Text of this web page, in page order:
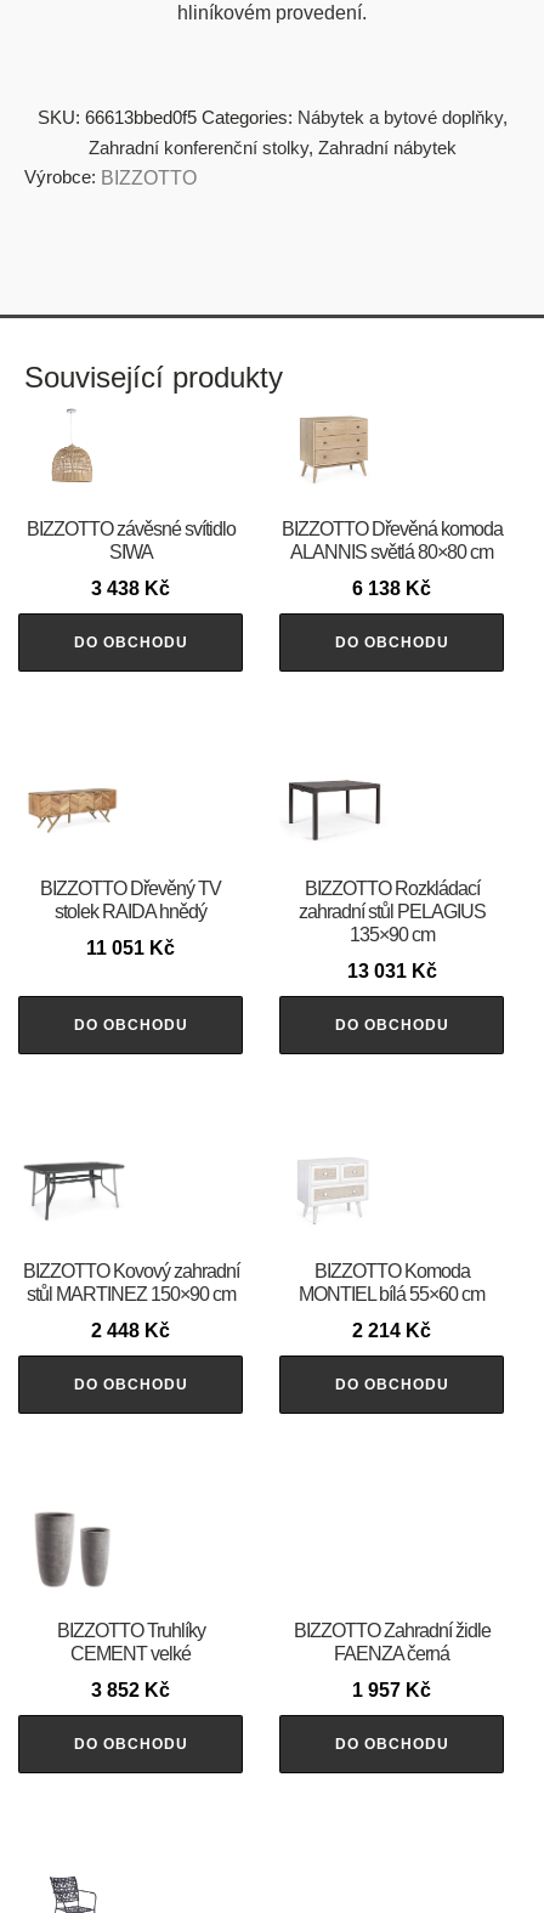
hliníkovém provedení.
SKU: 66613bbed0f5 Categories: Nábytek a bytové doplňky,
Zahradní konferenční stolky, Zahradní nábytek
Výrobce: BIZZOTTO
Související produkty
BIZZOTTO závěsné svítidlo
SIWA
3 438 Kč
DO OBCHODU
BIZZOTTO Dřevěná komoda
ALANNIS světlá 80×80 cm
6 138 Kč
DO OBCHODU
BIZZOTTO Dřevěný TV
stolek RAIDA hnědý
11 051 Kč
DO OBCHODU
BIZZOTTO Rozkládací
zahradní stůl PELAGIUS
135×90 cm
13 031 Kč
DO OBCHODU
BIZZOTTO Kovový zahradní
stůl MARTINEZ 150×90 cm
2 448 Kč
DO OBCHODU
BIZZOTTO Komoda
MONTIEL bílá 55×60 cm
2 214 Kč
DO OBCHODU
BIZZOTTO Truhlíky
CEMENT velké
3 852 Kč
DO OBCHODU
BIZZOTTO Zahradní židle
FAENZA černá
1 957 Kč
DO OBCHODU